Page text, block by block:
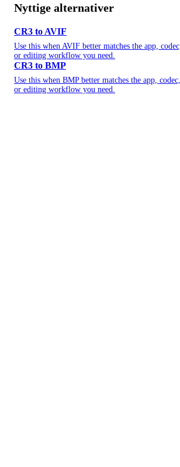
Nyttige alternativer
CR3 to AVIF
Use this when AVIF better matches the app, codec,
or editing workflow you need.
CR3 to BMP
Use this when BMP better matches the app, codec,
or editing workflow you need.